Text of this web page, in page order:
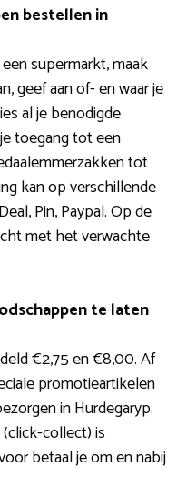
bestellen in
supermarkt, maak
geef aan of- en waar je
al je benodigde
toegang tot een
tot
kan op verschillende
Pin, Paypal. Op de
met het verwachte
te laten
€2,75 en €8,00. Af
promotieartikelen
in Hurdegaryp.
collect) is
betaal je om en nabij